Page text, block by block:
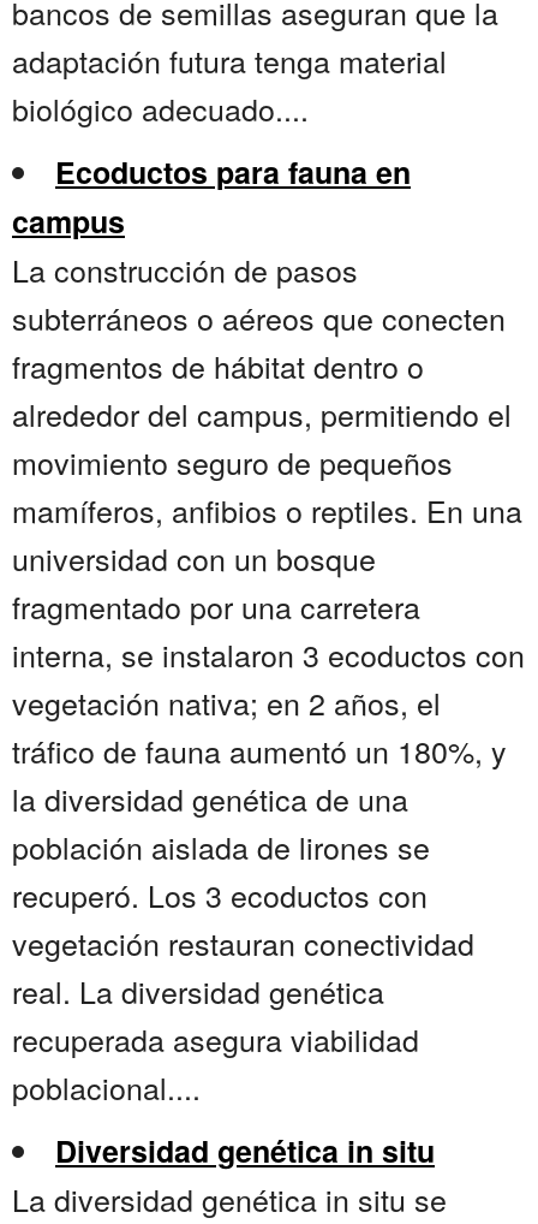
bancos de semillas aseguran que la
adaptación futura tenga material
biológico adecuado....
Ecoductos para fauna en
campus
La construcción de pasos
subterráneos o aéreos que conecten
fragmentos de hábitat dentro o
alrededor del campus, permitiendo el
movimiento seguro de pequeños
mamíferos, anfibios o reptiles. En una
universidad con un bosque
fragmentado por una carretera
interna, se instalaron 3 ecoductos con
vegetación nativa; en 2 años, el
tráfico de fauna aumentó un 180%, y
la diversidad genética de una
población aislada de lirones se
recuperó. Los 3 ecoductos con
vegetación restauran conectividad
real. La diversidad genética
recuperada asegura viabilidad
poblacional....
Diversidad genética in situ
La diversidad genética in situ se